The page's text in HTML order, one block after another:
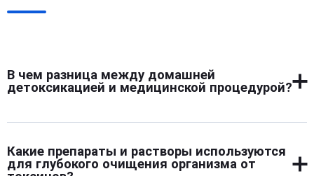
В чем разница между домашней
детоксикацией и медицинской процедурой?
Домашняя детоксикация основана на применении
причины ухудшения. Медицинская процедура
проводится с учетом индивидуальных особенностей, с
Какие препараты и растворы используются
для глубокого очищения организма от